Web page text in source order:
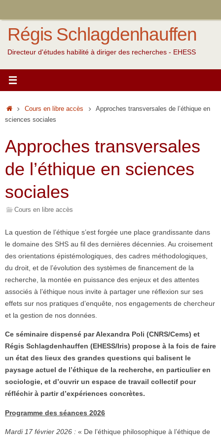
contenu
Régis Schlagdenhauffen
Directeur d'études habilité à diriger des recherches - EHESS
Accueil
Cours en libre accès
Approches transversales de l’éthique en
sciences sociales
Approches transversales
de l’éthique en sciences
sociales
Cours en libre accès
La question de l’éthique s’est forgée une place grandissante dans
le domaine des SHS au fil des dernières décennies. Au croisement
des orientations épistémologiques, des cadres méthodologiques,
du droit, et de l’évolution des systèmes de financement de la
recherche, la montée en puissance des enjeux et des attentes
associés à l’éthique nous invite à partager une réflexion sur ses
effets sur nos pratiques d’enquête, nos engagements de chercheur
et la gestion de nos données.
Ce séminaire dispensé par Alexandra Poli (CNRS/Cems) et
Régis Schlagdenhauffen (EHESS/Iris) propose à la fois de faire
un état des lieux des grandes questions qui balisent le
paysage actuel de l’éthique de la recherche, en particulier en
sociologie, et d’ouvrir un espace de travail collectif pour
réfléchir à partir d’expériences concrètes.
Programme des séances 2026
Mardi 17 février 2026 : « De l’éthique philosophique à l’éthique de